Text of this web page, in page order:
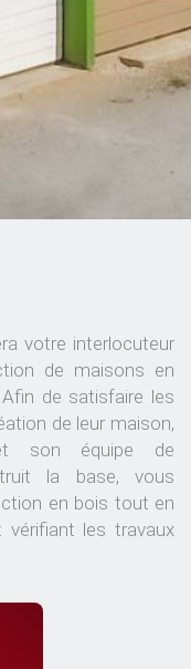
votre interlocuteur
de maisons en
de satisfaire les
de leur maison,
son équipe de
la base, vous
en bois tout en
vérifiant les travaux